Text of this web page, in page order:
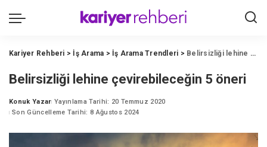
Kariyer Rehberi > İş Arama > İş Arama Trendleri > Belirsizliği lehine çevirebileceğin 5 öneri
Belirsizliği lehine çevirebileceğin 5 öneri
Posted
by
Konuk Yazar Yayınlama Tarihi: 20 Temmuz 2020
Son Güncelleme Tarihi: 8 Ağustos 2024